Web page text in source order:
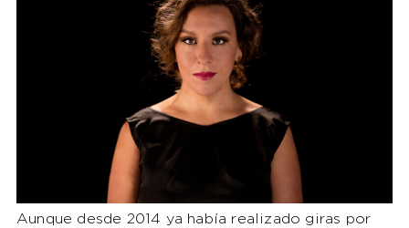
Aunque desde 2014 ya había realizado giras por